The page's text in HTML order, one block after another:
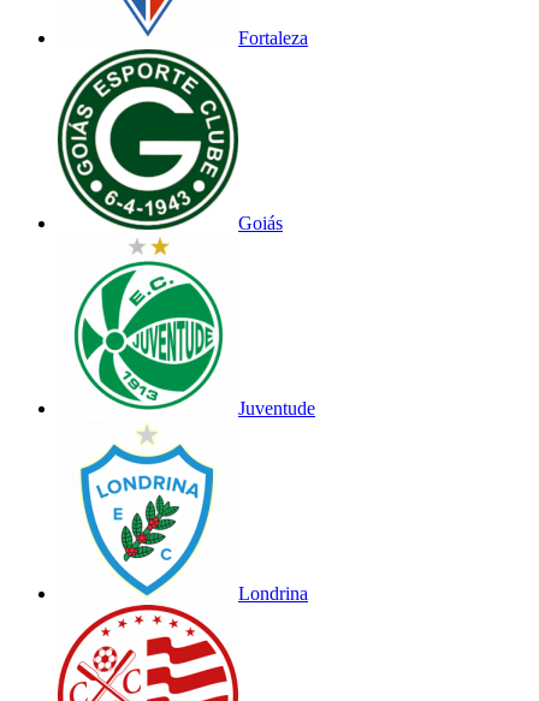
Fortaleza
Goiás
Juventude
Londrina